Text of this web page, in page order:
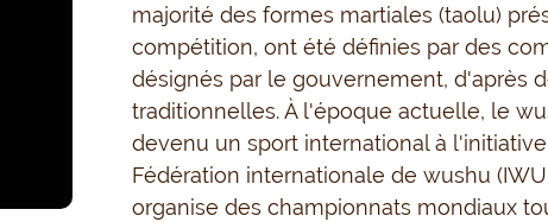
majorité des formes martiales (taolu)
compétition, ont été définies par des
désignés par le gouvernement, d'après
traditionnelles. À l'époque actuelle, le
devenu un sport international à
Fédération internationale de wushu
organise des championnats mondiaux